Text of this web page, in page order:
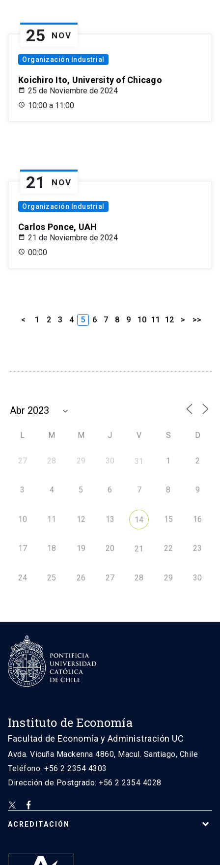
25 NOV
Organización Industrial
Koichiro Ito, University of Chicago
25 de Noviembre de 2024
10:00 a 11:00
21 NOV
Organización Industrial
Carlos Ponce, UAH
21 de Noviembre de 2024
00:00
< 1 2 3 4 5 6 7 8 9 10 11 12 > >>
L M M J V S D
27 28 29 30 31 1 2
3 4 5 6 7 8 9
10 11 12 13 14 15 16
17 18 19 20 21 22 23
24 25 26 27 28 29 30
Instituto de Economía
Facultad de Economía y Administración UC
Avda. Vicuña Mackenna 4860, Macul. Santiago, Chile
Teléfono: +56 2 2354 4303
Dirección de Postgrado: +56 2 2354 4028
ACREDITACIÓN